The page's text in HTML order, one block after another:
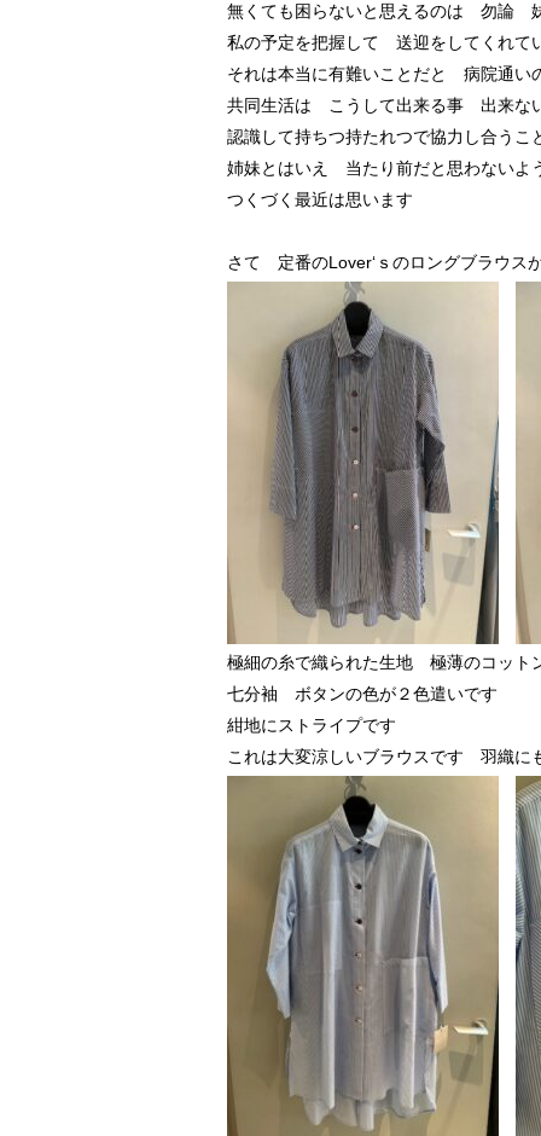
無くても困らないと思えるのは 勿論
私の予定を把握して 送迎をしてくれて
それは本当に有難いことだと 病院通い
共同生活は こうして出来る事 出来な
認識して持ちつ持たれつで協力し合うこ
姉妹とはいえ 当たり前だと思わないよ
つくづく最近は思います
さて 定番のLover‘ｓのロングブラウス
極細の糸で織られた生地 極薄のコット
七分袖 ボタンの色が２色遣いです
紺地にストライプです
これは大変涼しいブラウスです 羽織に